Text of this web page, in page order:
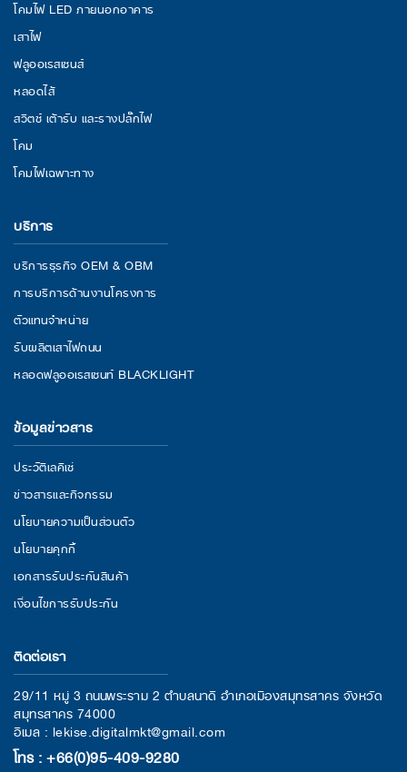
โคมไฟ LED ภายนอกอาคาร
เสาไฟ
ฟลูออเรสเซนส์
หลอดไส้
สวิตช์ เต้ารับ และรางปลั๊กไฟ
โคม
โคมไฟเฉพาะทาง
บริการ
บริการธุรกิจ OEM & OBM
การบริการด้านงานโครงการ
ตัวแทนจำหน่าย
รับผลิตเสาไฟถนน
หลอดฟลูออเรสเซนท์ BLACKLIGHT
ข้อมูลข่าวสาร
ประวัติเลคิเซ่
ข่าวสารและกิจกรรม
นโยบายความเป็นส่วนตัว
นโยบายคุกกี้
เอกสารรับประกันสินค้า
เงื่อนไขการรับประกัน
ติดต่อเรา
29/11 หมู่ 3 ถนนพระราม 2 ตำบลนาดี อำเภอเมืองสมุทรสาคร จังหวัด
สมุทรสาคร 74000
อีเมล : lekise.digitalmkt@gmail.com
โทร : +66(0)95-409-9280